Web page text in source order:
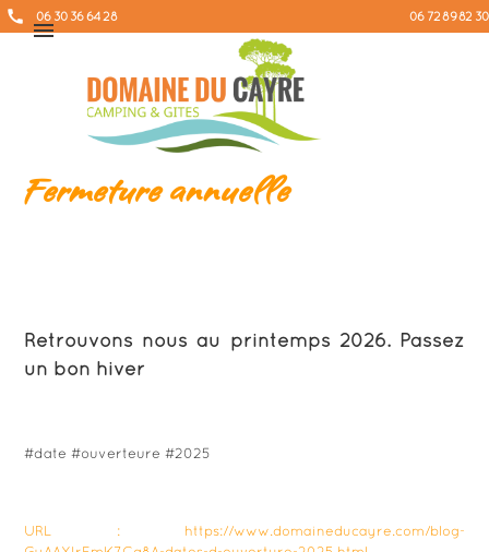
call 06 30 36 64 28 06 72 89 82 30
menu
Fermeture annuelle
Retrouvons nous au printemps 2026. Passez
un bon hiver
#date #ouverteure #2025
URL : https://www.domaineducayre.com/blog-